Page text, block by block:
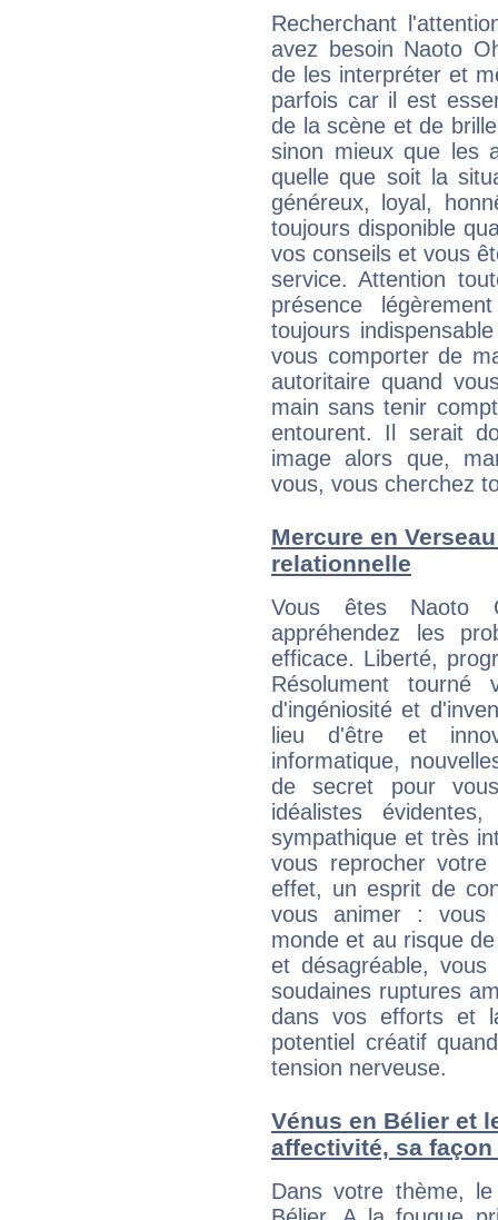
Recherchant
avez besoin Naoto
de les interpréter et
parfois car il est
de la scène et de
sinon mieux que les
quelle que soit la
généreux, loyal,
toujours disponible
vos conseils et vous
service. Attention
présence
toujours
vous comporter de
autoritaire quand
main sans tenir
entourent. Il serait
image alors que,
vous, vous cherchez
Mercure en
relationnelle
Vous êtes Naoto
appréhendez les
efficace. Liberté,
Résolument tourné
d'ingéniosité et
lieu d'être et
informatique,
de secret pour
idéalistes
sympathique et très
vous reprocher
effet, un esprit de
vous animer : vous
monde et au risque
et désagréable,
soudaines ruptures
dans vos efforts et
potentiel créatif
tension nerveuse.
Vénus en Bélier et
affectivité, sa
Dans votre thème,